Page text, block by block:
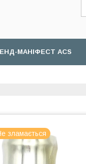
МАНІФЕСТ ACS
зламається